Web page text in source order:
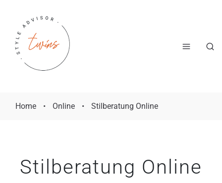
Home • Online • Stilberatung Online
Stilberatung Online